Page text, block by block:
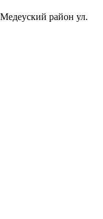
район ул.